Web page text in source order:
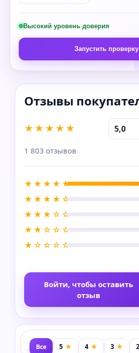
Высокий уровень доверия
Запустить проверку
★★★★★ 5,0
1 803 отзывов
★★★★★
★★★★☆
★★★☆☆
★★☆☆☆
★☆☆☆☆
Войти, чтобы оставить
отзыв
Все